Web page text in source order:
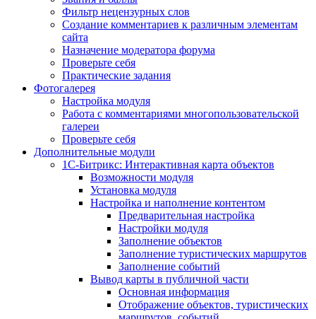
Фильтр нецензурных слов
Создание комментариев к различным элементам
сайта
Назначение модератора форума
Проверьте себя
Практические задания
Фотогалерея
Настройка модуля
Работа с комментариями многопользовательской
галереи
Проверьте себя
Дополнительные модули
1С-Битрикс: Интерактивная карта объектов
Возможности модуля
Установка модуля
Настройка и наполнение контентом
Предварительная настройка
Настройки модуля
Заполнение объектов
Заполнение туристических маршрутов
Заполнение событий
Вывод карты в публичной части
Основная информация
Отображение объектов, туристических